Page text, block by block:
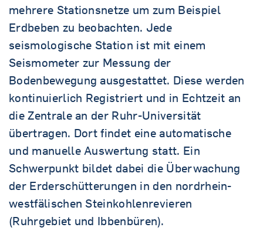
mehrere Stationsnetze um zum Beispiel
Erdbeben zu beobachten. Jede
seismologische Station ist mit einem
Seismometer zur Messung der
Bodenbewegung ausgestattet. Diese werden
kontinuierlich Registriert und in Echtzeit an
die Zentrale an der Ruhr-Universität
übertragen. Dort findet eine automatische
und manuelle Auswertung statt. Ein
Schwerpunkt bildet dabei die Überwachung
der Erderschütterungen in den nordrhein-
westfälischen Steinkohlenrevieren
(Ruhrgebiet und Ibbenbüren).